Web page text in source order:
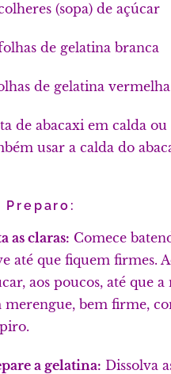
(sopa) de açúcar
de gelatina branca
de gelatina vermelha
de abacaxi em calda ou
usar a calda do
Preparo:
as claras: Comece
até que fiquem firmes.
aos poucos, até que
merengue, bem firme,
a gelatina: Dissolva